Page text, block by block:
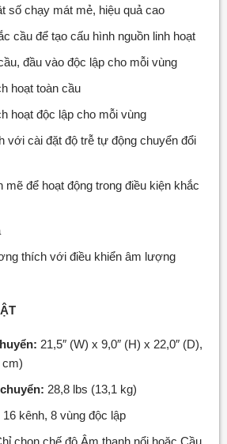
số chạy mát mẻ, hiệu quả cao
cầu để tạo cấu hình nguồn linh hoạt
đầu vào độc lập cho mỗi vùng
hoạt toàn cầu
hoạt độc lập cho mỗi vùng
với cài đặt độ trễ tự động chuyển đổi
mẽ để hoạt động trong điều kiện khắc
thích với điều khiển âm lượng
21,5″ (W) x 9,0″ (H) x 22,0″ (D),
cm)
28,8 lbs (13,1 kg)
16 kênh, 8 vùng độc lập